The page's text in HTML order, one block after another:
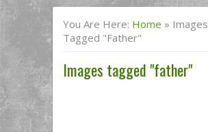
You Are Here: Home » Images
Tagged "father"
Images tagged "father"